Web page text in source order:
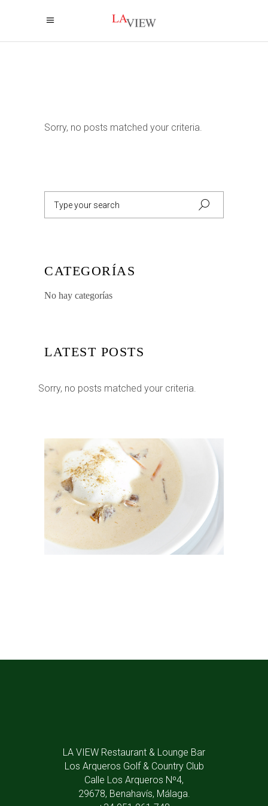
Sorry, no posts matched your criteria.
CATEGORÍAS
No hay categorías
LATEST POSTS
Sorry, no posts matched your criteria.
LA VIEW Restaurant & Lounge Bar
Los Arqueros Golf & Country Club
Calle Los Arqueros Nº4,
29678, Benahavís, Málaga.